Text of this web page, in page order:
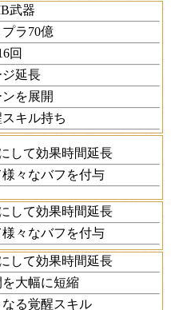
武器
ラ70億
回
延長
を展開
キル持ち
して効果時間延長
々なバフを付与
して効果時間延長
々なバフを付与
して効果時間延長
大幅に短縮
る覚醒スキル